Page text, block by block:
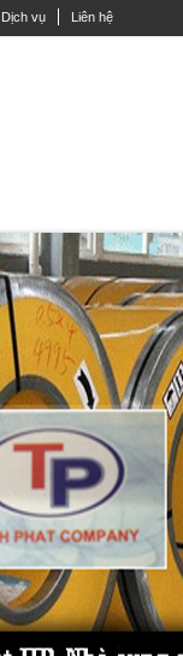
Dịch vụ Liên hệ